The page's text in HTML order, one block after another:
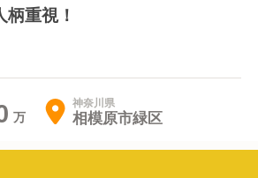
重視！
神奈川県
相模原市緑区